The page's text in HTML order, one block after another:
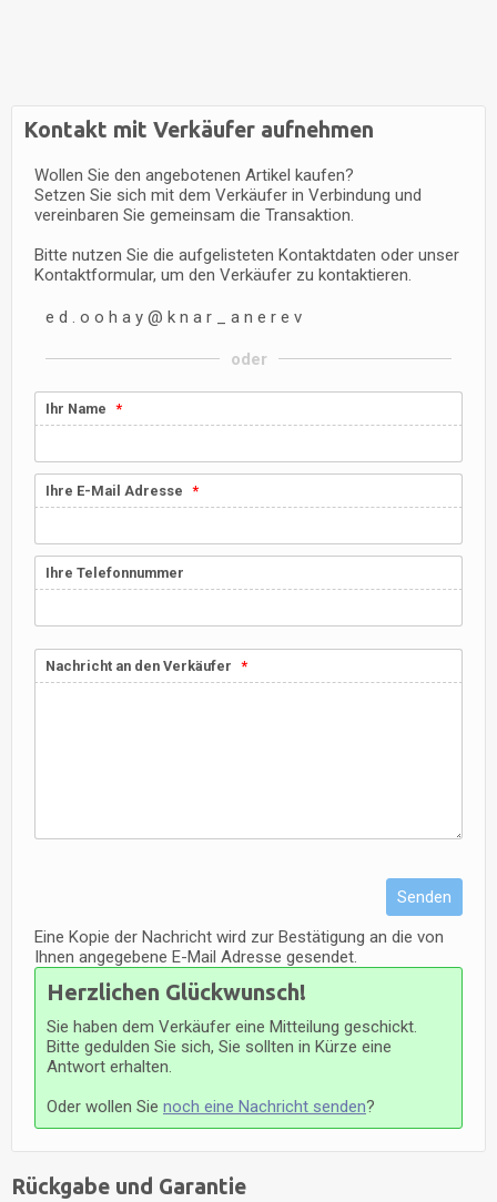
Kontakt mit Verkäufer aufnehmen
Wollen Sie den angebotenen Artikel kaufen?
Setzen Sie sich mit dem Verkäufer in Verbindung und
vereinbaren Sie gemeinsam die Transaktion.
Bitte nutzen Sie die aufgelisteten Kontaktdaten oder unser
Kontaktformular, um den Verkäufer zu kontaktieren.
e d . o o h a y @ k n a r a n e r e v
oder
Ihr Name
Ihre E-Mail Adresse
Ihre Telefonnummer
Nachricht an den Verkäufer
Senden
Eine Kopie der Nachricht wird zur Bestätigung an die von
Ihnen angegebene E-Mail Adresse gesendet.
Herzlichen Glückwunsch!
Sie haben dem Verkäufer eine Mitteilung geschickt.
Bitte gedulden Sie sich, Sie sollten in Kürze eine
Antwort erhalten.
Oder wollen Sie noch eine Nachricht senden?
Rückgabe und Garantie